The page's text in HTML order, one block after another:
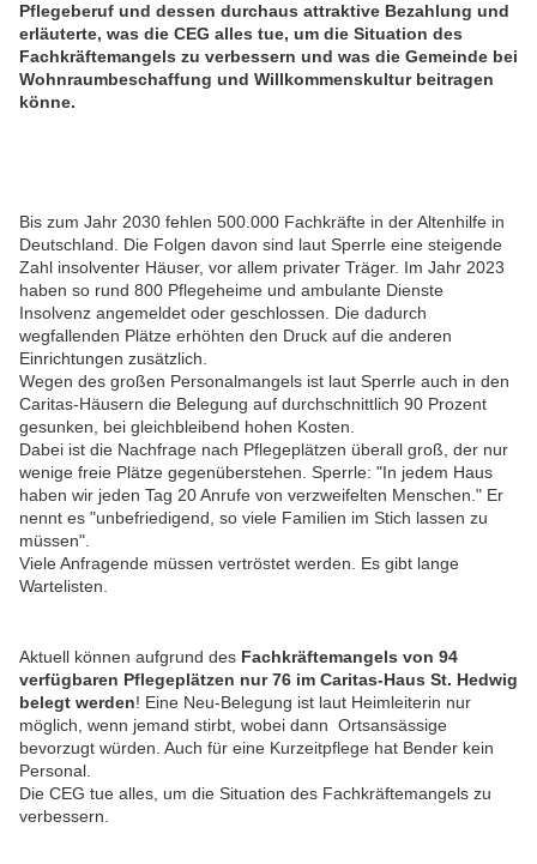
Pflegeberuf und dessen durchaus attraktive Bezahlung und
erläuterte, was die CEG alles tue, um die Situation des
Fachkräftemangels zu verbessern und was die Gemeinde bei
Wohnraumbeschaffung und Willkommenskultur beitragen
könne.
Bis zum Jahr 2030 fehlen 500.000 Fachkräfte in der Altenhilfe in
Deutschland. Die Folgen davon sind laut Sperrle eine steigende
Zahl insolventer Häuser, vor allem privater Träger. Im Jahr 2023
haben so rund 800 Pflegeheime und ambulante Dienste
Insolvenz angemeldet oder geschlossen. Die dadurch
wegfallenden Plätze erhöhten den Druck auf die anderen
Einrichtungen zusätzlich.
Wegen des großen Personalmangels ist laut Sperrle auch in den
Caritas-Häusern die Belegung auf durchschnittlich 90 Prozent
gesunken, bei gleichbleibend hohen Kosten.
Dabei ist die Nachfrage nach Pflegeplätzen überall groß, der nur
wenige freie Plätze gegenüberstehen. Sperrle: "In jedem Haus
haben wir jeden Tag 20 Anrufe von verzweifelten Menschen." Er
nennt es "unbefriedigend, so viele Familien im Stich lassen zu
müssen".
Viele Anfragende müssen vertröstet werden. Es gibt lange
Wartelisten.
Aktuell können aufgrund des Fachkräftemangels von 94
verfügbaren Pflegeplätzen nur 76 im Caritas-Haus St. Hedwig
belegt werden! Eine Neu-Belegung ist laut Heimleiterin nur
möglich, wenn jemand stirbt, wobei dann Ortsansässige
bevorzugt würden. Auch für eine Kurzeitpflege hat Bender kein
Personal.
Die CEG tue alles, um die Situation des Fachkräftemangels zu
verbessern.